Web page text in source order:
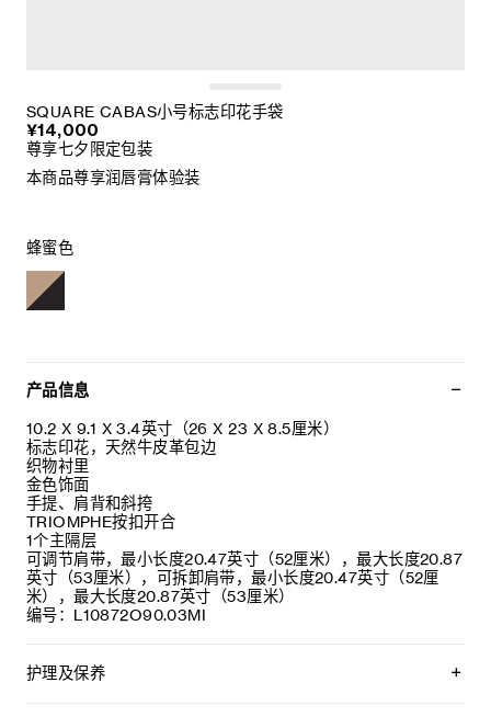
SQUARE CABAS小号标志印花手袋
¥14,000
尊享七夕限定包装
本商品尊享润唇膏体验装
蜂蜜色
产品信息
10.2 X 9.1 X 3.4英寸（26 X 23 X 8.5厘米）
标志印花，天然牛皮革包边
织物衬里
金色饰面
手提、肩背和斜挎
TRIOMPHE按扣开合
1个主隔层
可调节肩带，最小长度20.47英寸（52厘米），最大长度20.87
英寸（53厘米），可拆卸肩带，最小长度20.47英寸（52厘
米），最大长度20.87英寸（53厘米）
编号：L10872O90.03MI
护理及保养